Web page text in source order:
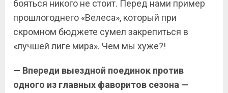
бояться никого не стоит. Перед нами пример
прошлогоднего «Велеса», который при
скромном бюджете сумел закрепиться в
«лучшей лиге мира». Чем мы хуже?!
— Впереди выездной поединок против
одного из главных фаворитов сезона —